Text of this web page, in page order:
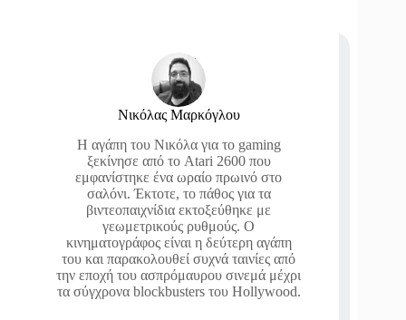
Νικόλας Μαρκόγλου
Η αγάπη του Νικόλα για το gaming
ξεκίνησε από το Atari 2600 που
εμφανίστηκε ένα ωραίο πρωινό στο
σαλόνι. Έκτοτε, το πάθος για τα
βιντεοπαιχνίδια εκτοξεύθηκε με
γεωμετρικούς ρυθμούς. Ο
κινηματογράφος είναι η δεύτερη αγάπη
του και παρακολουθεί συχνά ταινίες από
την εποχή του ασπρόμαυρου σινεμά μέχρι
τα σύγχρονα blockbusters του Hollywood.